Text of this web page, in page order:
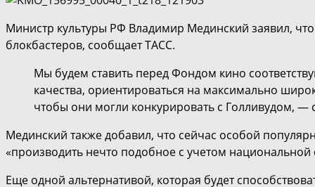
Министр культуры РФ Владимир Мединский заявил,
блокбастеров, сообщает ТАСС.
Мы будем ставить перед Фондом кино
качества, ориентироваться на максимально
чтобы они могли конкурировать с Голливудом, —
Мединский также добавил, что сейчас особой
«производить нечто подобное с учетом национальной
Еще одной альтернативой, которая будет